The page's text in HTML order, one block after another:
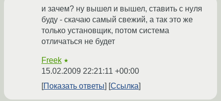
и зачем? ну вышел и вышел, ставить с нуля
буду - скачаю самый свежий, а так это же
только установщик, потом система
отличаться не будет
Freek ★
15.02.2009 22:21:11 +00:00
Показать ответы
Ссылка